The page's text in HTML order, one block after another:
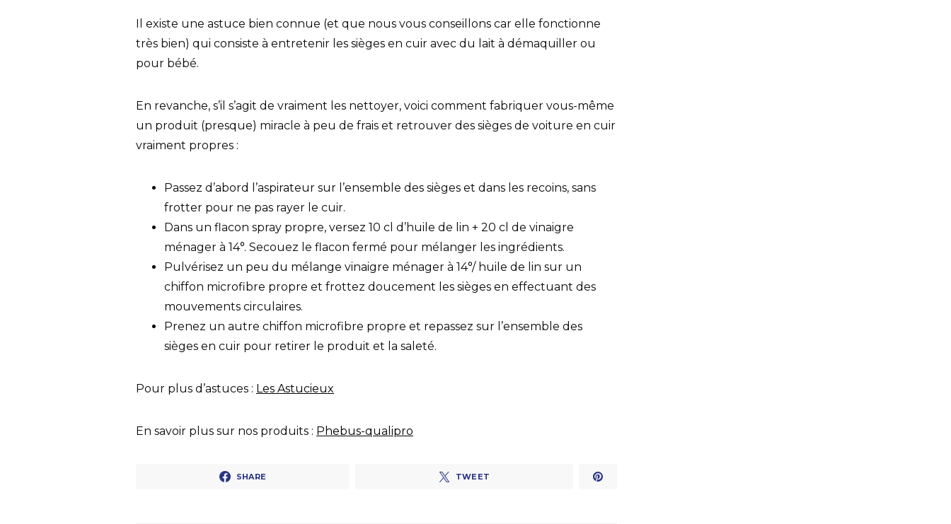
Il existe une astuce bien connue (et que nous vous conseillons car elle fonctionne
très bien) qui consiste à entretenir les sièges en cuir avec du lait à démaquiller ou
pour bébé.
En revanche, s’il s’agit de vraiment les nettoyer, voici comment fabriquer vous-même
un produit (presque) miracle à peu de frais et retrouver des sièges de voiture en cuir
vraiment propres :
Passez d’abord l’aspirateur sur l’ensemble des sièges et dans les recoins, sans
frotter pour ne pas rayer le cuir.
Dans un flacon spray propre, versez 10 cl d’huile de lin + 20 cl de vinaigre
ménager à 14°. Secouez le flacon fermé pour mélanger les ingrédients.
Pulvérisez un peu du mélange vinaigre ménager à 14°/ huile de lin sur un
chiffon microfibre propre et frottez doucement les sièges en effectuant des
mouvements circulaires.
Prenez un autre chiffon microfibre propre et repassez sur l’ensemble des
sièges en cuir pour retirer le produit et la saleté.
Pour plus d’astuces : Les Astucieux
En savoir plus sur nos produits : Phebus-qualipro
SHARE TWEET